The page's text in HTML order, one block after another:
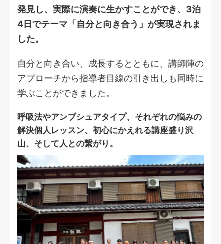
発見し、実際に演奏に生かすことができ、3泊
4日でテーマ「自分と向き合う」が実現されま
した。
自分と向き合い、成長するとともに、講師陣の
アプローチから指導者目線の引き出しも同時に
学ぶことができました。
呼吸法やアンブシュアタイプ、それぞれの悩みの
解決個人レッスン、初心にかえれる講座盛り沢
山、そして人との繋がり。